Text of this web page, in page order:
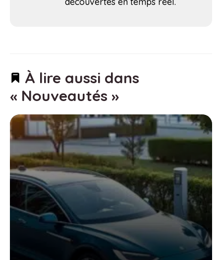
À lire aussi dans
« Nouveautés »